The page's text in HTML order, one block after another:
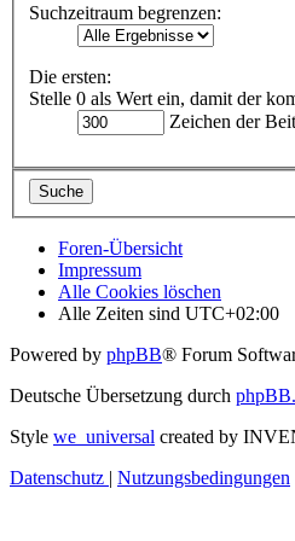
Suchzeitraum begrenzen:
Die ersten:
Stelle 0 als Wert ein, damit der
Zeichen der
Foren-Übersicht
Impressum
Alle Cookies löschen
Alle Zeiten sind UTC+02:00
Powered by phpBB® Forum
Deutsche Übersetzung durch
Style we_universal created by
Datenschutz | Nutzungsbedingungen